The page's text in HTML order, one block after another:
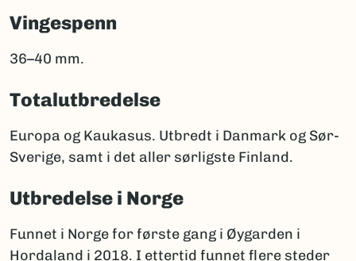
Vingespenn
36–40 mm.
Totalutbredelse
Europa og Kaukasus. Utbredt i Danmark og Sør-
Sverige, samt i det aller sørligste Finland.
Utbredelse i Norge
Funnet i Norge for første gang i Øygarden i
Hordaland i 2018. I ettertid funnet flere steder